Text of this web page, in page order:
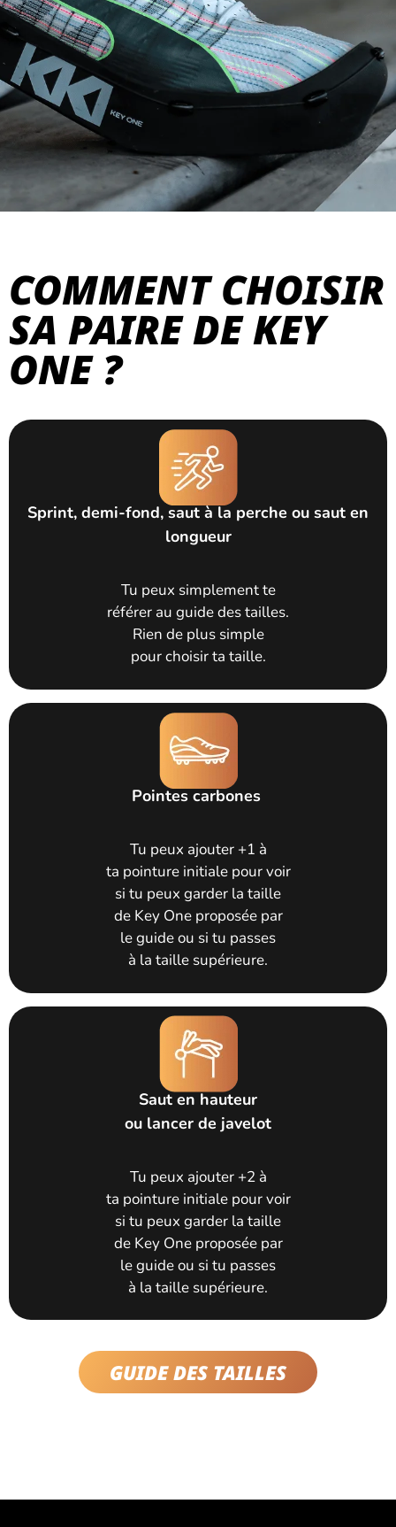
COMMENT CHOISIR
SA PAIRE DE KEY
ONE ?
Sprint, demi-fond, saut à la perche ou saut en
longueur
Tu peux simplement te
référer au guide des tailles.
Rien de plus simple
pour choisir ta taille.
Pointes carbones
Tu peux ajouter +1 à
ta pointure initiale pour voir
si tu peux garder la taille
de Key One proposée par
le guide ou si tu passes
à la taille supérieure.
Saut en hauteur
ou lancer de javelot
Tu peux ajouter +2 à
ta pointure initiale pour voir
si tu peux garder la taille
de Key One proposée par
le guide ou si tu passes
à la taille supérieure.
GUIDE DES TAILLES